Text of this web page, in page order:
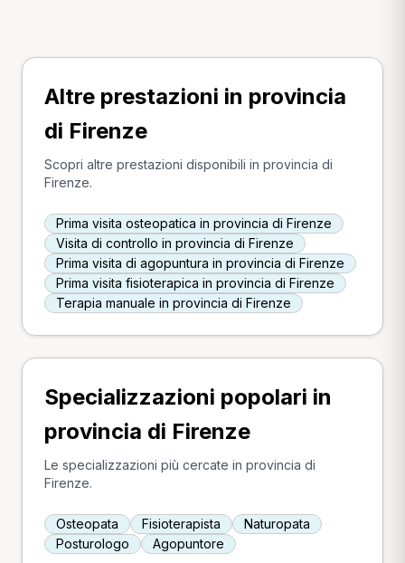
Altre prestazioni in provincia
di Firenze
Scopri altre prestazioni disponibili in provincia di
Firenze.
Prima visita osteopatica in provincia di Firenze
Visita di controllo in provincia di Firenze
Prima visita di agopuntura in provincia di Firenze
Prima visita fisioterapica in provincia di Firenze
Terapia manuale in provincia di Firenze
Specializzazioni popolari in
provincia di Firenze
Le specializzazioni più cercate in provincia di
Firenze.
Osteopata Fisioterapista
Naturopata
Posturologo
Agopuntore